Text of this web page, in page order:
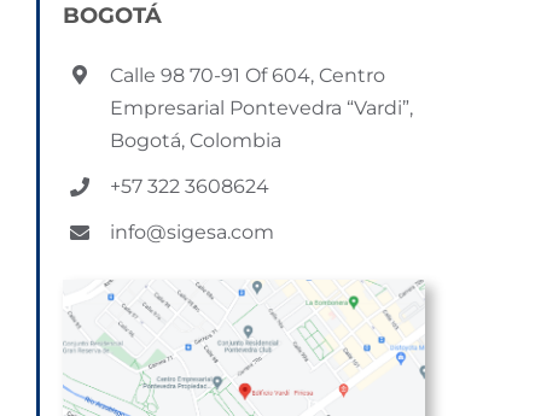
BOGOTÁ
Calle 98 70-91 Of 604, Centro
Empresarial Pontevedra “Vardi”,
Bogotá, Colombia
+57 322 3608624
info@sigesa.com